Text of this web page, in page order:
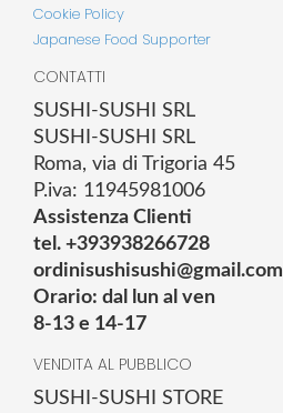
Cookie Policy
Japanese Food Supporter
CONTATTI
SUSHI-SUSHI SRL
SUSHI-SUSHI SRL
Roma, via di Trigoria 45
P.iva: 11945981006
Assistenza Clienti
tel. +393938266728
ordinisushisushi@gmail.com
Orario: dal lun al ven
8-13 e 14-17
VENDITA AL PUBBLICO
SUSHI-SUSHI STORE